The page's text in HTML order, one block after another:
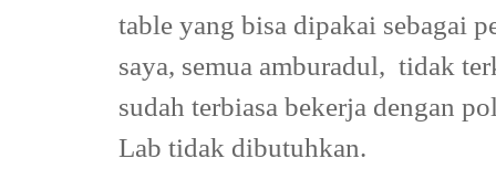
table yang bisa dipakai sebagai
saya, semua amburadul, tidak
sudah terbiasa bekerja dengan
Lab tidak dibutuhkan.